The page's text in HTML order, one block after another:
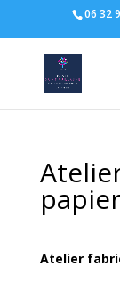
06 32
Atelier